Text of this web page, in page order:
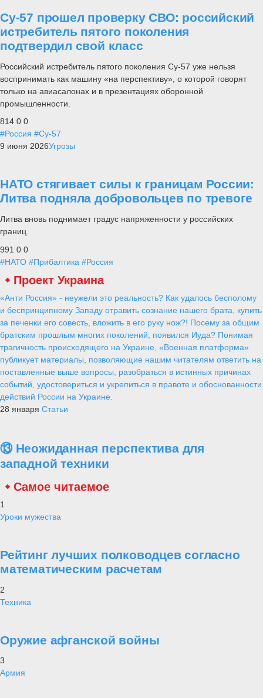
Су-57 прошел проверку СВО: российский
истребитель пятого поколения
подтвердил свой класс
Российский истребитель пятого поколения Су-57 уже нельзя
воспринимать как машину «на перспективу», о которой говорят
только на авиасалонах и в презентациях оборонной
промышленности.
814 0 0
#Россия #Су-57
9 июня 2026Угрозы
НАТО стягивает силы к границам России:
Литва подняла добровольцев по тревоге
Литва вновь поднимает градус напряженности у российских
границ.
991 0 0
#НАТО #Прибалтика #Россия
Проект Украина
«Анти Россия» - неужели это реальность? Как удалось бесполому
и беспринципному Западу отравить сознание нашего брата, купить
за печенки его совесть, вложить в его руку нож?! Посему за общим
братским прошлым многих поколений, появился Иуда? Понимая
трагичность происходящего на Украине, «Военная платформа»
публикует материалы, позволяющие нашим читателям ответить на
поставленные выше вопросы, разобраться в истинных причинах
событий, удостовериться и укрепиться в правоте и обоснованности
действий России на Украине.
28 января Статьи
⑬ Неожиданная перспектива для
западной техники
Самое читаемое
1
Уроки мужества
Рейтинг лучших полководцев согласно
математическим расчетам
2
Техника
Оружие афганской войны
3
Армия